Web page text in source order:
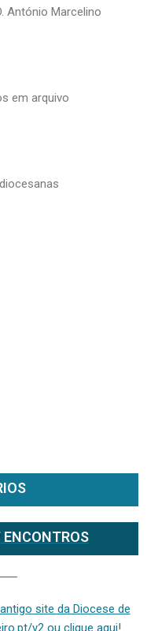
Marcelino
em arquivo
ENCONTROS
site da Diocese de
v2 ou clique aqui!